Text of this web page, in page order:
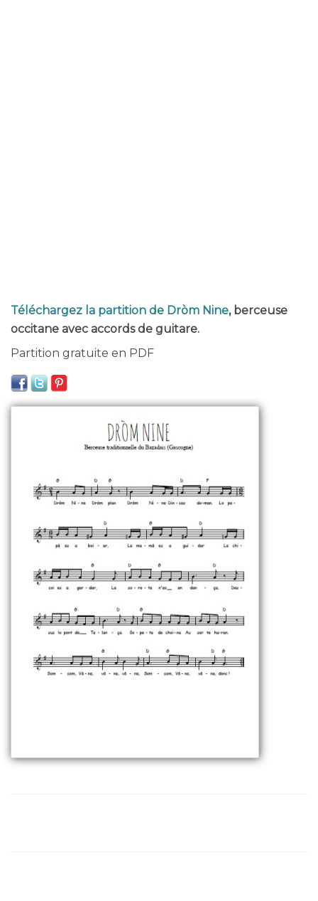
Téléchargez la partition de Dròm Nine, berceuse
occitane avec accords de guitare.
Partition gratuite en PDF